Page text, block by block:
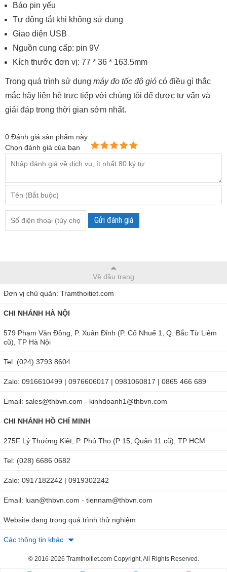
Báo pin yếu
Tự động tắt khi không sử dụng
Giao diện USB
Nguồn cung cấp: pin 9V
Kích thước đơn vị: 77 * 36 * 163.5mm
Trong quá trình sử dụng máy đo tốc độ gió có điều gì thắc
mắc hãy liên hệ trực tiếp với chúng tôi để được tư vấn và
giải đáp trong thời gian sớm nhất.
0 Đánh giá sản phẩm này
Chọn đánh giá của bạn
Gửi đánh giá
Về đầu trang
Đơn vị chủ quản: Tramthoitiet.com
CHI NHÁNH HÀ NỘI
579 Phạm Văn Đồng, P. Xuân Đỉnh (P. Cổ Nhuế 1, Q. Bắc Từ Liêm
cũ), TP Hà Nội
Tel: (024) 3793 8604
Zalo: 0916610499 | 0976606017 | 0981060817 | 0865 466 689
Email: sales@thbvn.com - kinhdoanh1@thbvn.com
CHI NHÁNH HỒ CHÍ MINH
275F Lý Thường Kiệt, P. Phú Thọ (P 15, Quận 11 cũ), TP HCM
Tel: (028) 6686 0682
Zalo: 0917182242 | 0919302242
Email: luan@thbvn.com - tiennam@thbvn.com
Website đang trong quá trình thử nghiệm
Các thông tin khác
© 2016-2026 Tramthoitiet.com Copyright, All Rights Reserved.